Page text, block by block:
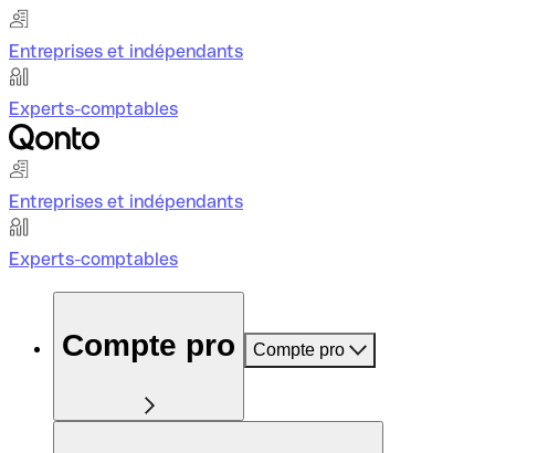
Entreprises et indépendants
Experts-comptables
Entreprises et indépendants
Experts-comptables
Compte pro Compte pro